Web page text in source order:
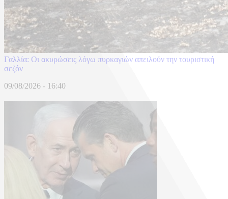
Γαλλία: Οι ακυρώσεις λόγω πυρκαγιών απειλούν την τουριστική
σεζόν
09/08/2026 - 16:40